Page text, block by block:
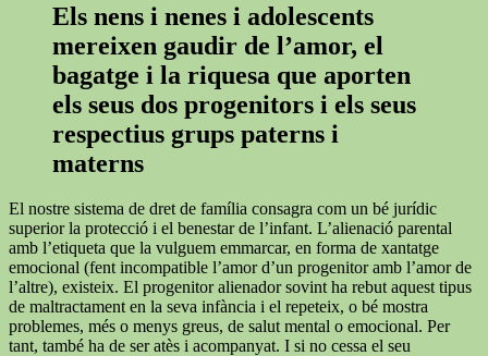
Els nens i nenes i adolescents
mereixen gaudir de l’amor, el
bagatge i la riquesa que aporten
els seus dos progenitors i els seus
respectius grups paterns i
materns
El nostre sistema de dret de família consagra com un bé jurídic
superior la protecció i el benestar de l’infant. L’alienació parental
amb l’etiqueta que la vulguem emmarcar, en forma de xantatge
emocional (fent incompatible l’amor d’un progenitor amb l’amor de
l’altre), existeix. El progenitor alienador sovint ha rebut aquest tipus
de maltractament en la seva infància i el repeteix, o bé mostra
problemes, més o menys greus, de salut mental o emocional. Per
tant, també ha de ser atès i acompanyat. I si no cessa el seu